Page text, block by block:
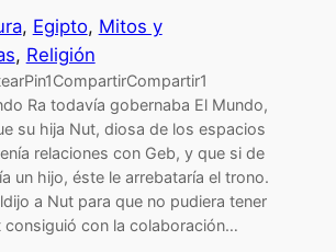
, Egipto, Mitos y
, Religión
Ra todavía gobernaba El Mundo,
su hija Nut, diosa de los espacios
relaciones con Geb, y que si de
un hijo, éste le arrebataría el trono.
a Nut para que no pudiera tener
consiguió con la colaboración…